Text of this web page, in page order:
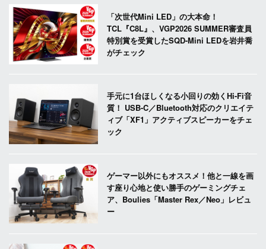
「次世代Mini LED」の大本命！
TCL『C8L』、VGP2026 SUMMER審査員
特別賞を受賞したSQD-Mini LEDを岩井喬
がチェック
手元に1台ほしくなる小回りの効くHi-Fi音
質！ USB-C／Bluetooth対応のクリエイテ
ィブ「XF1」アクティブスピーカーをチェ
ック
ゲーマー以外にもオススメ！他と一線を画
す座り心地と使い勝手のゲーミングチェ
ア、Boulies「Master Rex／Neo」レビュ
ー